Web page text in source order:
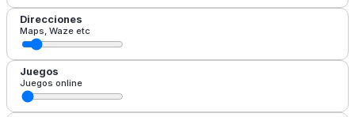
Direcciones
Maps, Waze etc
Juegos
Juegos online